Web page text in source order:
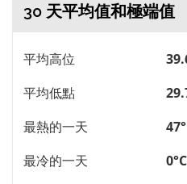
30 天平均值和極端值
平均高位
平均低點
最熱的一天
最冷的一天